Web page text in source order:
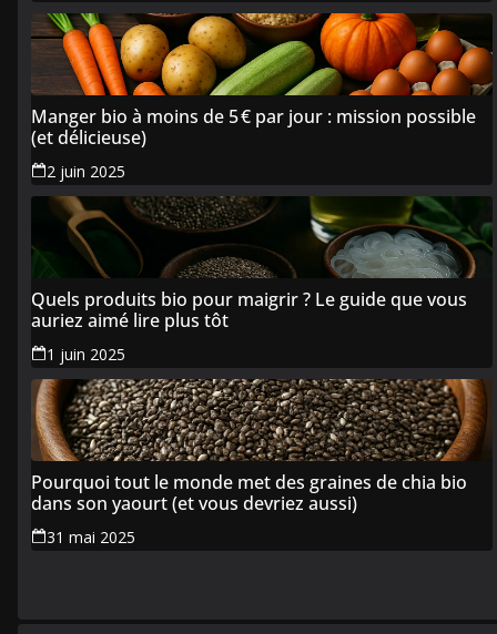
Manger bio à moins de 5 € par jour : mission possible
(et délicieuse)
2 juin 2025
Quels produits bio pour maigrir ? Le guide que vous
auriez aimé lire plus tôt
1 juin 2025
Pourquoi tout le monde met des graines de chia bio
dans son yaourt (et vous devriez aussi)
31 mai 2025